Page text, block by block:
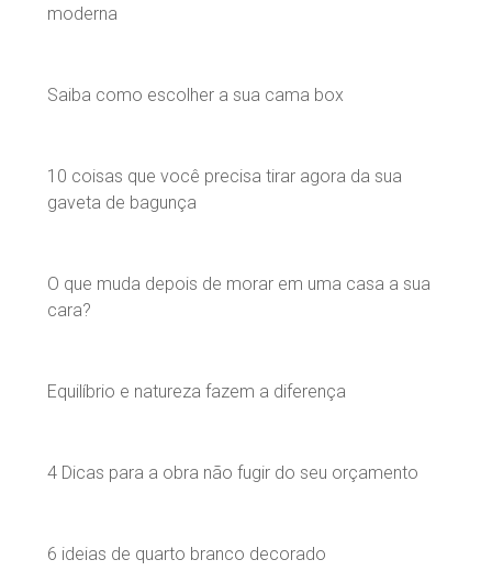
moderna
Saiba como escolher a sua cama box
10 coisas que você precisa tirar agora da sua
gaveta de bagunça
O que muda depois de morar em uma casa a sua
cara?
Equilíbrio e natureza fazem a diferença
4 Dicas para a obra não fugir do seu orçamento
6 ideias de quarto branco decorado